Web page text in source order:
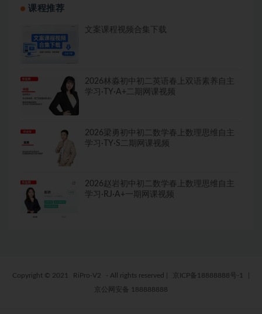
课程推荐
文案课程视频合集下载
2026林淼初中初二英语春上双语素养自主
学习·TY·A+二期网课视频
2026梁勇初中初二数学春上数理思维自主
学习·TY·S二期网课视频
2026赵岩初中初二数学春上数理思维自主
学习·RJ·A+一期网课视频
Copyright © 2021 RiPro-V2 - All rights reserved 京ICP备18888888号-1
京公网安备 188888888